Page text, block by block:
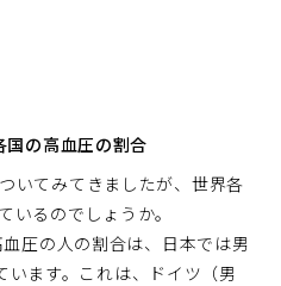
の高血圧の割合
いてみてきましたが、世界各
いるのでしょうか。
圧の人の割合は、日本では男
います。これは、ドイツ（男